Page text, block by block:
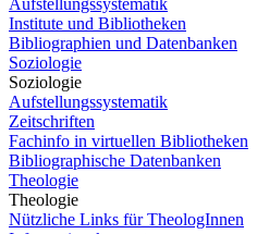
Aufstellungssystematik
Institute und Bibliotheken
Bibliographien und Datenbanken
Soziologie
Soziologie
Aufstellungssystematik
Zeitschriften
Fachinfo in virtuellen Bibliotheken
Bibliographische Datenbanken
Theologie
Theologie
Nützliche Links für TheologInnen